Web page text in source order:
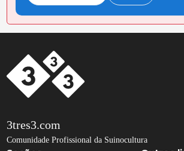
3tres3.com
Comunidade Profissional da Suinocultura